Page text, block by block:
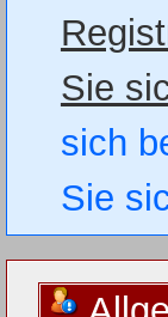
Sie
sich
Sie